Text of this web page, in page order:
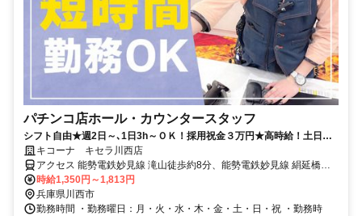
パチンコ店ホール・カウンタースタッフ
シフト自由★週2日～､1日3h～ＯＫ！採用祝金３万円★高時給！土日祝
は100円up♪
キコーナ キセラ川西店
アクセス 能勢電鉄妙見線 滝山徒歩約8分、能勢電鉄妙見線 絹延橋徒
歩約10分、能勢電鉄妙見線 鴬の森徒歩約16分
時給1,350円～1,813円
兵庫県川西市
勤務時間 ・勤務曜日：月・火・水・木・金・土・日・祝 ・勤務時